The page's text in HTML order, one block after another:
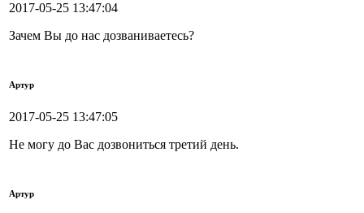
2017-05-25 13:47:04
Зачем Вы до нас дозваниваетесь?
Артур
2017-05-25 13:47:05
Не могу до Вас дозвониться третий день.
Артур